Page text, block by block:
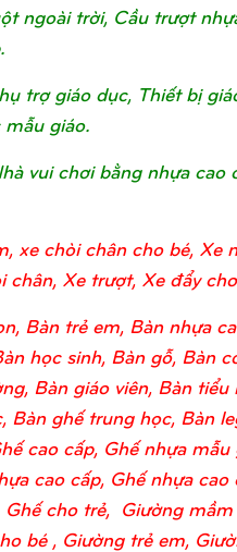
ngoài trời, Cầu trượt
trợ giáo dục, Thiết bị
giáo.
vui chơi bằng nhựa cao
xe chòi chân cho bé, Xe
chân, Xe trượt, Xe đẩy
Bàn trẻ em, Bàn nhựa
học sinh, Bàn gỗ, Bàn
Bàn giáo viên, Bàn tiểu
Bàn ghế trung học, Bàn
cao cấp, Ghế nhựa mẫu
cao cấp, Ghế nhựa cao
Ghế cho trẻ, Giường
bé , Giường trẻ em,